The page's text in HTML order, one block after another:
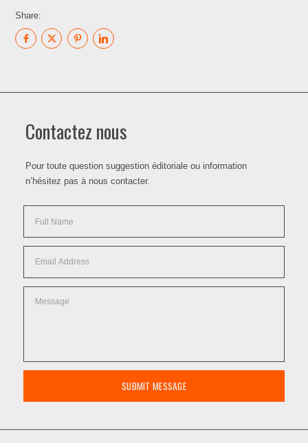
Share:
Contactez nous
Pour toute question suggestion éditoriale ou information
n’hésitez pas à nous contacter.
SUBMIT MESSAGE